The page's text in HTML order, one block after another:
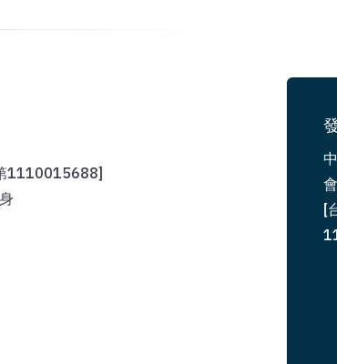
1110015688]
[